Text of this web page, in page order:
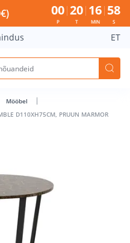
PRUUN MARMOR -
00
P
20
T
16
MIN
58
S
ET
Mööbel
D110XH75CM, PRUUN MARMOR